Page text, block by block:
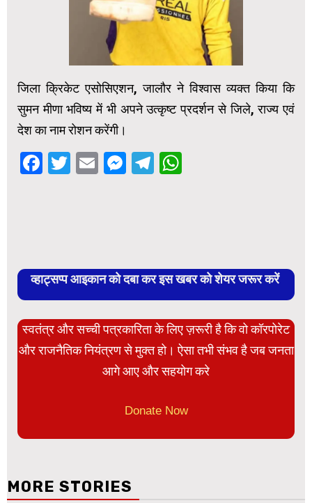
जिला क्रिकेट एसोसिएशन, जालौर ने विश्वास व्यक्त किया कि
सुमन मीणा भविष्य में भी अपने उत्कृष्ट प्रदर्शन से जिले, राज्य एवं
देश का नाम रोशन करेंगी।
Facebook
Twitter
EmailMessenger
Telegram
व्हाट्सप्प आइकान को दबा कर इस खबर को शेयर जरूर करें
स्वतंत्र और सच्ची पत्रकारिता के लिए ज़रूरी है कि वो कॉरपोरेट
और राजनैतिक नियंत्रण से मुक्त हो। ऐसा तभी संभव है जब जनता
आगे आए और सहयोग करे
Donate Now
MORE STORIES